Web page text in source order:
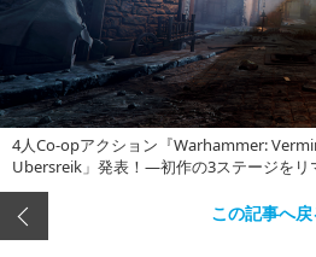
4人Co-opアクション『Warhammer:
Ubersreik」発表！―初作の3ステージをリ
この記事へ戻